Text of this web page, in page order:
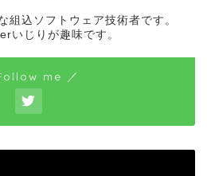
組込ソフトウェア技術者です。
いじりが趣味です。
me ／